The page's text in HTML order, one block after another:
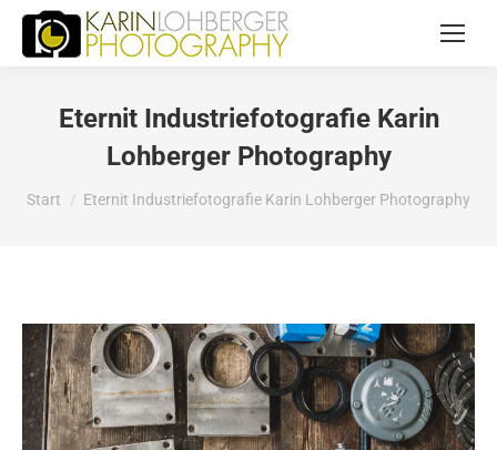
Eternit Industriefotografie Karin
Lohberger Photography
Sie befinden sich hier:
Start Eternit Industriefotografie Karin Lohberger Photography